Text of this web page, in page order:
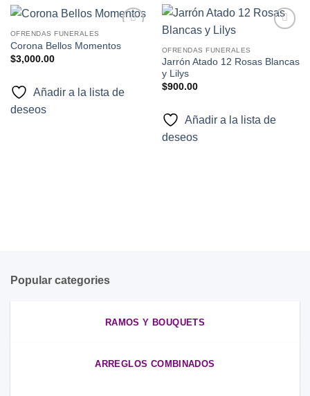
a la
OFRENDAS FUNERALES
Corona Bellos Momentos
$3,000.00
Añadir a la lista de
deseos
lista de
OFRENDAS FUNERALES
Jarrón Atado 12 Rosas Blancas
y Lilys
$900.00
Añadir a la lista de
deseos
Popular categories
RAMOS Y BOUQUETS
ARREGLOS COMBINADOS